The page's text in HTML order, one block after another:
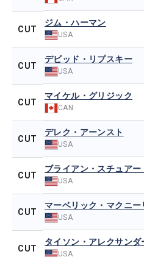
CUT
ジム・ハーマン
USA
CUT
デビッド・リプスキー
USA
CUT
マイケル・グリジック
CAN
CUT
デレク・アーンスト
USA
CUT
ブライアン・スチュアー
USA
CUT
マーベリック・マクニー
USA
CUT
タイソン・アレクサンダ
USA